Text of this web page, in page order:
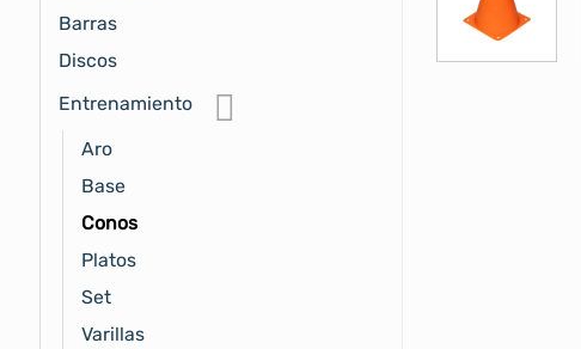
Barras
Discos
Entrenamiento
Aro
Base
Conos
Platos
Set
Varillas